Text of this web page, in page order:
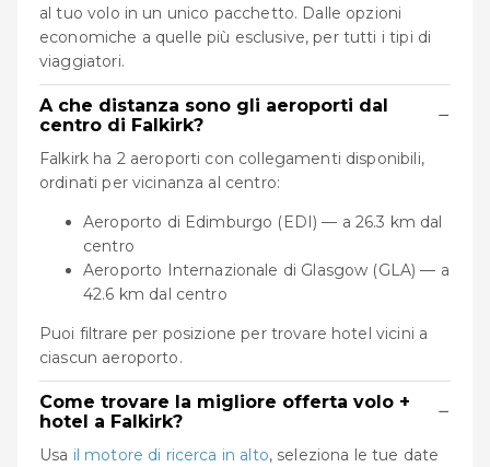
al tuo volo in un unico pacchetto. Dalle opzioni
economiche a quelle più esclusive, per tutti i tipi di
viaggiatori.
A che distanza sono gli aeroporti dal
centro di Falkirk?
−
Falkirk ha 2 aeroporti con collegamenti disponibili,
ordinati per vicinanza al centro:
Aeroporto di Edimburgo (EDI) — a 26.3 km dal
centro
Aeroporto Internazionale di Glasgow (GLA) — a
42.6 km dal centro
Puoi filtrare per posizione per trovare hotel vicini a
ciascun aeroporto.
Come trovare la migliore offerta volo +
hotel a Falkirk?
−
Usa il motore di ricerca in alto, seleziona le tue date